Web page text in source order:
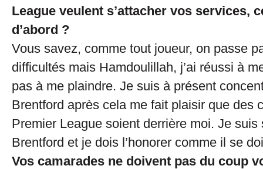
League veulent s’attacher vos services,
d’abord ?
Vous savez, comme tout joueur, on passe
difficultés mais Hamdoulillah, j’ai réussi à
pas à me plaindre. Je suis à présent
Brentford après cela me fait plaisir que des
Premier League soient derrière moi. Je suis
Brentford et je dois l’honorer comme il se
Vos camarades ne doivent pas du coup